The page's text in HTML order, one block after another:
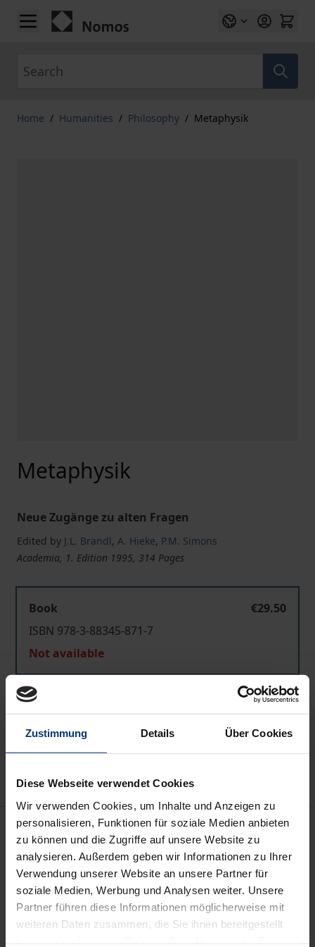
Zustimmung Details Über Cookies
Diese Webseite verwendet Cookies
Wir verwenden Cookies, um Inhalte und Anzeigen zu
personalisieren, Funktionen für soziale Medien anbieten
zu können und die Zugriffe auf unsere Website zu
analysieren. Außerdem geben wir Informationen zu Ihrer
Verwendung unserer Website an unsere Partner für
soziale Medien, Werbung und Analysen weiter. Unsere
Partner führen diese Informationen möglicherweise mit
weiteren Daten zusammen, die Sie ihnen bereitgestellt
Skip to Content
Home / Humanities / Philosophy / Metaphysik
Metaphysik
Neue Zugänge zu alten Fragen
Edited by J.L. Brandl, A. Hieke, P.M. Simons
Academia, 1. Edition 1995, 314 Pages
Book
€29.50
ISBN 978-3-88345-871-7
Not available
Add to Cart
Add to Wish List
Delivery cost notice
Description
Metaphysische Themen sind in den letzten Jahren
unter Analytischen Philosophen wieder in Mode
gekommen. Der vorliegende Band dokumentiert
diese Rückkehr zu den alten Fragen der Metaphysik